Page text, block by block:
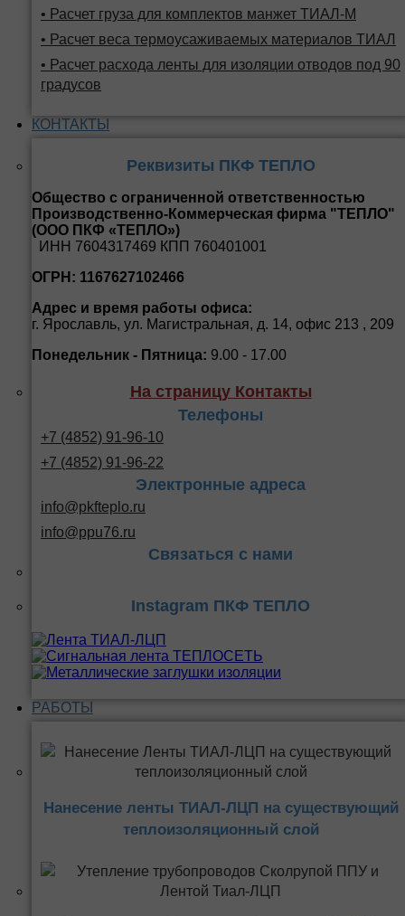
• Расчет груза для комплектов манжет ТИАЛ-М
• Расчет веса термоусаживаемых материалов ТИАЛ
• Расчет расхода ленты для изоляции отводов под 90
градусов
КОНТАКТЫ
Реквизиты ПКФ ТЕПЛО
Общество с ограниченной ответственностью
Производственно-Коммерческая фирма "ТЕПЛО"
(ООО ПКФ «ТЕПЛО»)
ИНН 7604317469 КПП 760401001
ОГРН: 1167627102466
Адрес и время работы офиса:
г. Ярославль, ул. Магистральная, д. 14, офис 213 , 209
Понедельник - Пятница: 9.00 - 17.00
На страницу Контакты
Телефоны
+7 (4852) 91-96-10
+7 (4852) 91-96-22
Электронные адреса
info@pkfteplo.ru
info@ppu76.ru
Связаться с нами
Instagram ПКФ ТЕПЛО
РАБОТЫ
Нанесение ленты ТИАЛ-ЛЦП на существующий
теплоизоляционный слой